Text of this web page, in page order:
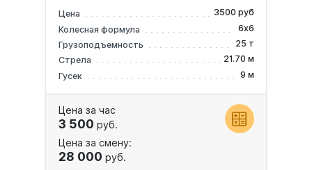
Цена
3500 руб
Колесная формула
6х6
Грузоподъемность
25 т
Стрела
21.70 м
Гусек
9 м
Цена за час
3 500 руб.
Цена за смену:
28 000 руб.